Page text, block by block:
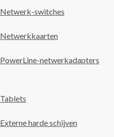
Netwerk-switches
Netwerkkaarten
PowerLine-netwerkadapters
Tablets
Externe harde schijven